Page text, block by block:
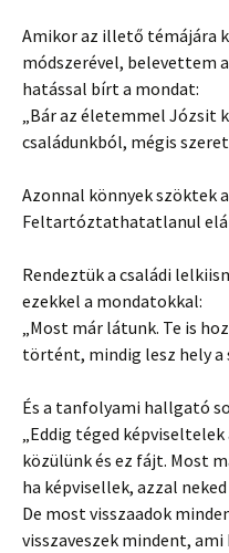
Amikor az illető témájára
módszerével, belevettem
hatással bírt a mondat:
„Bár az életemmel Józsit
családunkból, mégis
Azonnal könnyek szöktek
Feltartóztathatatlanul
Rendeztük a családi
ezekkel a mondatokkal:
„Most már látunk. Te is
történt, mindig lesz hely a
És a tanfolyami hallgató
„Eddig téged
közülünk és ez fájt. Most
ha képvisellek, azzal
De most visszaadok
visszaveszek mindent,